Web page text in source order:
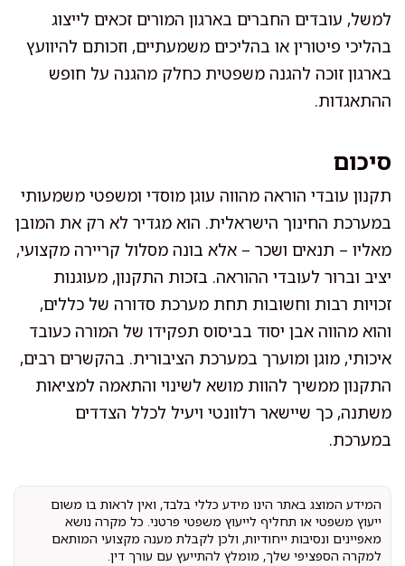
למשל, עובדים החברים בארגון המורים זכאים לייצוג
בהליכי פיטורין או בהליכים משמעתיים, וזכותם להיוועץ
בארגון זוכה להגנה משפטית כחלק מהגנה על חופש
ההתאגדות.
סיכום
תקנון עובדי הוראה מהווה עוגן מוסדי ומשפטי משמעותי
במערכת החינוך הישראלית. הוא מגדיר לא רק את המובן
מאליו – תנאים ושכר – אלא בונה מסלול קריירה מקצועי,
יציב וברור לעובדי ההוראה. בזכות התקנון, מעוגנות
זכויות רבות וחשובות תחת מערכת סדורה של כללים,
והוא מהווה אבן יסוד בביסוס תפקידו של המורה כעובד
איכותי, מוגן ומוערך במערכת הציבורית. בהקשרים רבים,
התקנון ממשיך להוות מושא לשינוי והתאמה למציאות
משתנה, כך שיישאר רלוונטי ויעיל לכלל הצדדים
במערכת.
המידע המוצג באתר הינו מידע כללי בלבד, ואין לראות בו משום
ייעוץ משפטי או תחליף לייעוץ משפטי פרטני. כל מקרה נושא
מאפיינים ונסיבות ייחודיות, ולכן לקבלת מענה מקצועי המותאם
למקרה הספציפי שלך, מומלץ להתייעץ עם עורך דין.